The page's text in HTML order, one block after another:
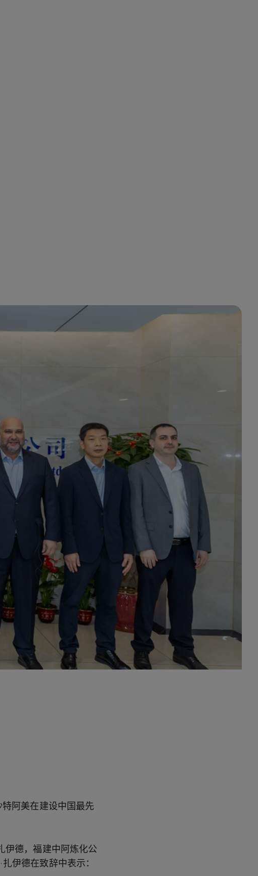
阿美在建设中国最先
伊德，福建中阿炼化公
伊德在致辞中表示：